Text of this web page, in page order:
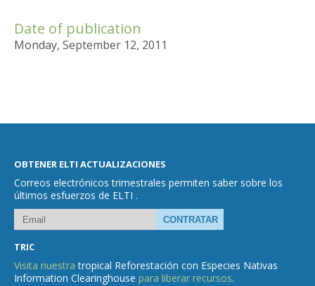
Date of publication
Monday, September 12, 2011
OBTENER ELTI ACTUALIZACIONES
Correos electrónicos trimestrales permiten saber sobre los
últimos esfuerzos de ELTI .
TRIC
Visita nuestra tropical Reforestación con Especies Nativas
Information Clearinghouse para liberar recursos.